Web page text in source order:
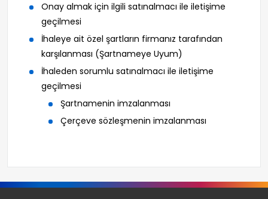
Onay almak için ilgili satınalmacı ile iletişime
geçilmesi
İhaleye ait özel şartların firmanız tarafından
karşılanması (Şartnameye Uyum)
İhaleden sorumlu satınalmacı ile iletişime
geçilmesi
Şartnamenin imzalanması
Çerçeve sözleşmenin imzalanması